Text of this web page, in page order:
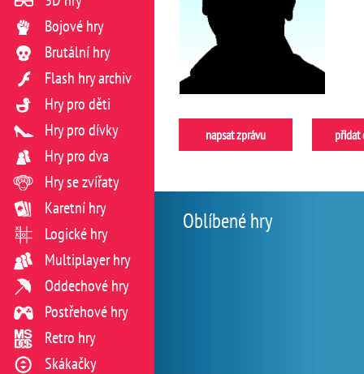
napsat zprávu přidat
Oblíbené hry
Bojové hry
Brutální hry
Flash hry archiv
Hry pro děti
Hry pro dívky
Hry pro dva
Hry se zvířaty
Karetní hry
Logické hry
Multiplayer hry
Oddechové hry
Postřehové hry
Retro hry
Skákačky